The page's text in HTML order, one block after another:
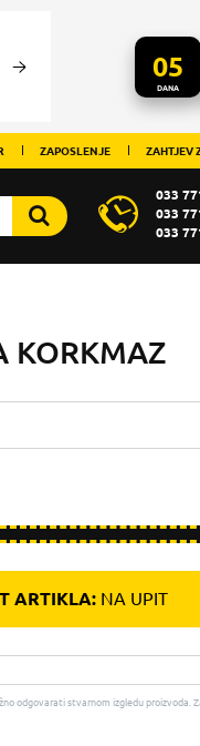
05
DANA
ZAPOSLENJE ZAHTJEV
033
033
033
KORKMAZ
ARTIKLA:NA UPIT
odgovarati stvarnom izgledu proizvoda.